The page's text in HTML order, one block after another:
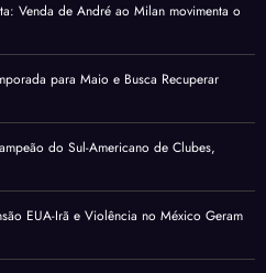
Venda de André ao Milan movimenta o
para Maio e Busca Recuperar
do Sul-Americano de Clubes,
EUA-Irã e Violência no México Geram